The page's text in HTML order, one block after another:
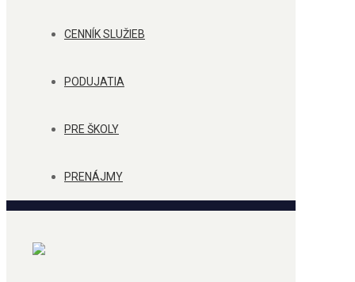
CENNÍK SLUŽIEB
PODUJATIA
PRE ŠKOLY
PRENÁJMY